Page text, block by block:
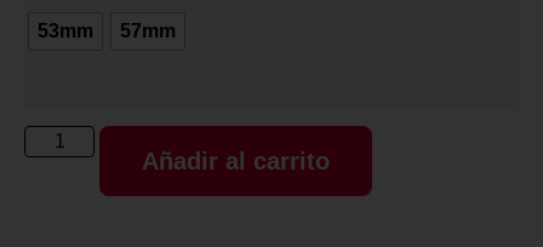
53mm 57mm
Añadir al carrito